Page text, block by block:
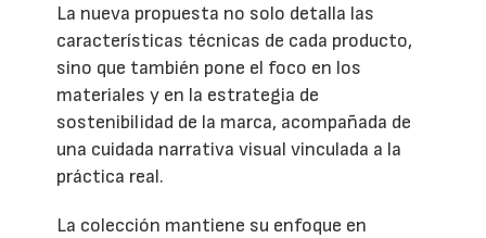
La nueva propuesta no solo detalla las
características técnicas de cada producto,
sino que también pone el foco en los
materiales y en la estrategia de
sostenibilidad de la marca, acompañada de
una cuidada narrativa visual vinculada a la
práctica real.
La colección mantiene su enfoque en